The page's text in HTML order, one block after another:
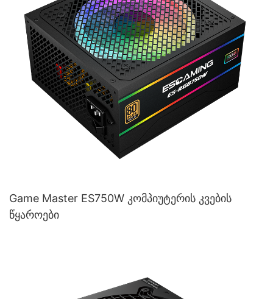
Game Master ES750W კომპიუტერის კვების
წყაროები